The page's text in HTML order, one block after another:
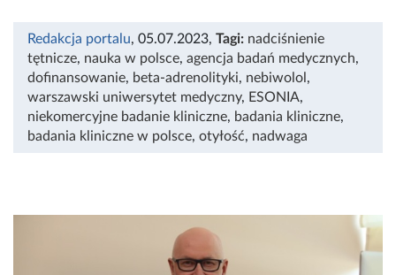
Redakcja portalu, 05.07.2023, Tagi: nadciśnienie
tętnicze, nauka w polsce, agencja badań medycznych,
dofinansowanie, beta-adrenolityki, nebiwolol ,
warszawski uniwersytet medyczny, ESONIA,
niekomercyjne badanie kliniczne, badania kliniczne,
badania kliniczne w polsce, otyłość, nadwaga